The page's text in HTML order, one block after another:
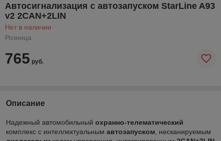
Автосигнализация с автозапуском StarLine A93
v2 2CAN+2LIN
Нет в наличии
Розница
765 руб.
Описание
Надежный автомобильный охранно-телематический
комплекс с интеллектуальным автозапуском , несканируемым